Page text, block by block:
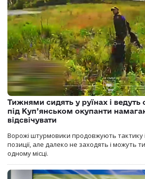
Тижнями сидять у руїнах і
під Куп’янськом окупанти
відсвічувати
Ворожі штурмовики продовжують тактику
позиції, але далеко не заходять і можуть
одному місці.